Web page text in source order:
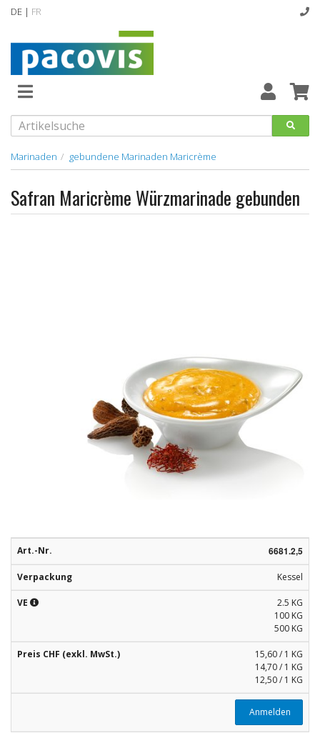
DE | FR
Abverkaufsartikel
Neuheiten
Vollsortiment
Hygiene
Anwendungsrezepturen
Marinaden gebundene Marinaden Maricrème
Safran Maricrème Würzmarinade gebunden
Art.-Nr. 6681.2,5
Verpackung Kessel
VE
2.5 KG
100 KG
500 KG
Preis CHF (exkl. MwSt.)
15,60 / 1 KG
14,70 / 1 KG
12,50 / 1 KG
Anmelden